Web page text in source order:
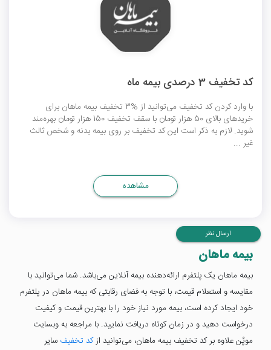
کد تخفیف 3 درصدی بیمه ماه
با وارد کردن کد تخفیف می‌توانید از %3 تخفیف بیمه ماهان برای
خریدهای بالای 50 هزار تومان با سقف تخفیف 150 هزار تومان بهره‌مند
شوید. لازم به ذکر است این کد تخفیف بر روی بیمه بدنه و شخص ثالث
غیر ...
مشاهده
ارسال نظر
بیمه ماهان
بیمه ماهان یک پلتفرم ارائه‌دهنده بیمه آنلاین می‌باشد. شما می‌توانید با
مقایسه و استعلام قیمت، با توجه به فضای رقابتی که بیمه ماهان در پلتفرم
خود ایجاد کرده است، بیمه مورد نیاز خود را با بهترین قیمت و کیفیت
درخواست دهید و در زمان کوتاه دریافت نمایید. با مراجعه به وبسایت
موپُن علاوه بر کد تخفیف بیمه ماهان، می‌توانید ازکد تخفیف سایر